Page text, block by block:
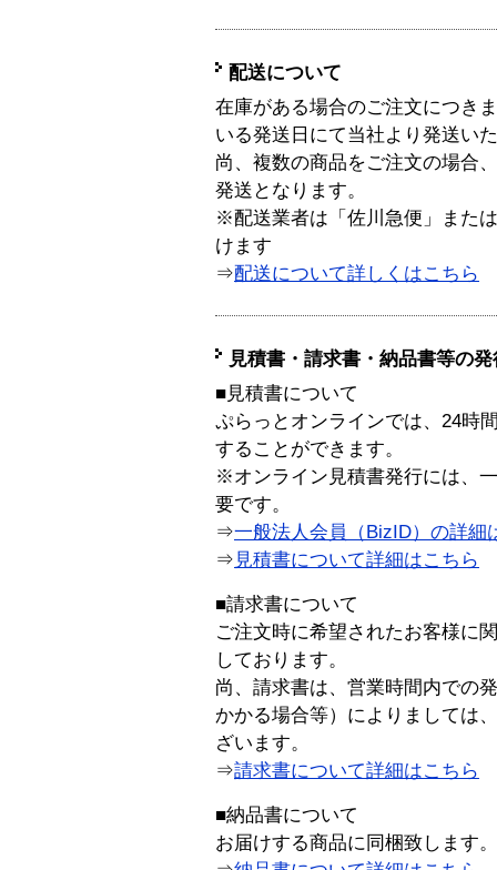
配送について
在庫がある場合のご注文につき
いる発送日にて当社より発送い
尚、複数の商品をご注文の場合
発送となります。
※配送業者は「佐川急便」また
けます
⇒配送について詳しくはこちら
見積書・請求書・納品書等の
■見積書について
ぷらっとオンラインでは、24時
することができます。
※オンライン見積書発行には、
要です。
⇒一般法人会員（BizID）の詳細
⇒ 見積書について詳細はこちら
■請求書について
ご注文時に希望されたお客様に
しております。
尚、請求書は、営業時間内での
かかる場合等）によりましては
ざいます。
⇒請求書について詳細はこちら
■納品書について
お届けする商品に同梱致します。